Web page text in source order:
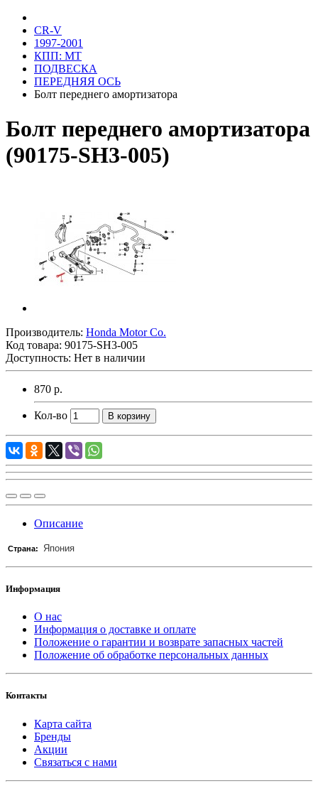
CR-V
1997-2001
КПП: MT
ПОДВЕСКА
ПЕРЕДНЯЯ ОСЬ
Болт переднего амортизатора
Болт переднего амортизатора
(90175-SH3-005)
Производитель: Honda Motor Co.
Код товара: 90175-SH3-005
Доступность: Нет в наличии
870 р.
Кол-во В корзину
Описание
Страна: Япония
Информация
О нас
Информация о доставке и оплате
Положение о гарантии и возврате запасных частей
Положение об обработке персональных данных
Контакты
Карта сайта
Бренды
Акции
Связаться с нами